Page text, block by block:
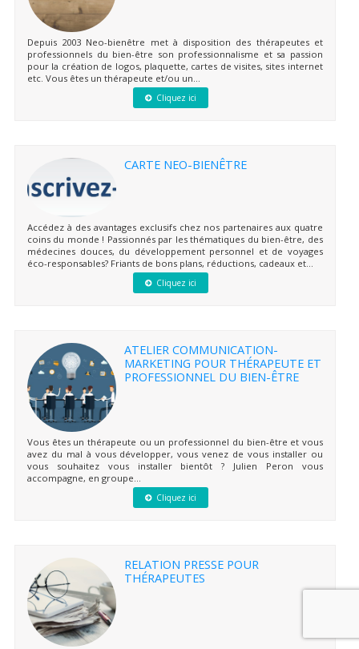
Depuis 2003 Neo-bienêtre met à disposition des thérapeutes et
professionnels du bien-être son professionnalisme et sa passion
pour la création de logos, plaquette, cartes de visites, sites internet
etc. Vous êtes un thérapeute et/ou un...
Cliquez ici
CARTE NEO-BIENÊTRE
Accédez à des avantages exclusifs chez nos partenaires aux quatre
coins du monde ! Passionnés par les thématiques du bien-être, des
médecines douces, du développement personnel et de voyages
éco-responsables? Friants de bons plans, réductions, cadeaux et...
Cliquez ici
ATELIER COMMUNICATION-
MARKETING POUR THÉRAPEUTE ET
PROFESSIONNEL DU BIEN-ÊTRE
Vous êtes un thérapeute ou un professionnel du bien-être et vous
avez du mal à vous développer, vous venez de vous installer ou
vous souhaitez vous installer bientôt ? Julien Peron vous
accompagne, en groupe...
Cliquez ici
RELATION PRESSE POUR
THÉRAPEUTES